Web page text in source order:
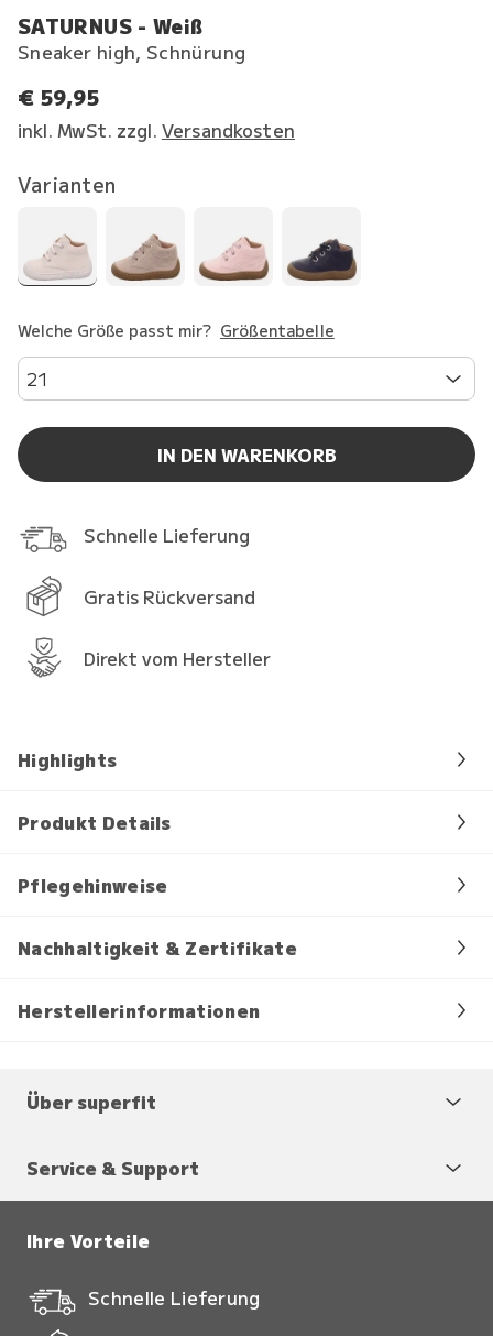
SATURNUS - Weiß
Sneaker high, Schnürung
€ 59,95
inkl. MwSt. zzgl. Versandkosten
Varianten
Welche Größe passt mir? Größentabelle
21
IN DEN WARENKORB
Schnelle Lieferung
Gratis Rückversand
Direkt vom Hersteller
Highlights
Produkt Details
Pflegehinweise
Nachhaltigkeit & Zertifikate
Herstellerinformationen
Über superfit
Service & Support
Ihre Vorteile
Schnelle Lieferung